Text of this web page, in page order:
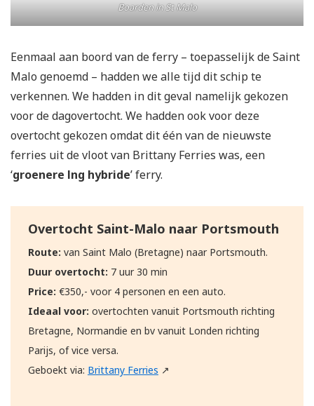
Boarden in St Malo
Eenmaal aan boord van de ferry – toepasselijk de Saint
Malo genoemd – hadden we alle tijd dit schip te
verkennen. We hadden in dit geval namelijk gekozen
voor de dagovertocht. We hadden ook voor deze
overtocht gekozen omdat dit één van de nieuwste
ferries uit de vloot van Brittany Ferries was, een
‘groenere lng hybride’ ferry.
Overtocht Saint-Malo naar Portsmouth
Route: van Saint Malo (Bretagne) naar Portsmouth.
Duur overtocht: 7 uur 30 min
Price: €350,- voor 4 personen en een auto.
Ideaal voor: overtochten vanuit Portsmouth richting
Bretagne, Normandie en bv vanuit Londen richting
Parijs, of vice versa.
Geboekt via: Brittany Ferries ↗